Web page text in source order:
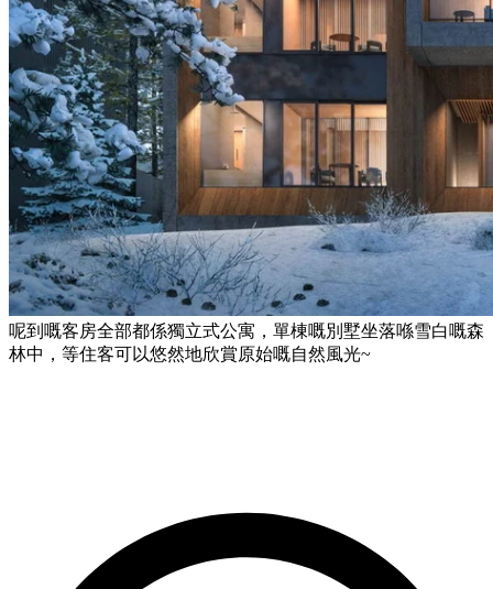
呢到嘅客房全部都係獨立式公寓，單棟嘅別墅坐落喺雪白嘅森
林中，等住客可以悠然地欣賞原始嘅自然風光~